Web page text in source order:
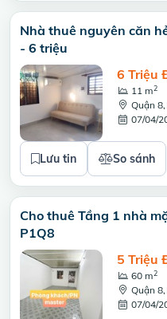
Nhà thuê nguyên căn
- 6 triệu
6 Triệu
11 m2
Quận
07/04/
Lưu tin So sánh
Cho thuê Tầng 1 nhà
P1Q8
5 Triệu
60 m2
Quận
07/04/